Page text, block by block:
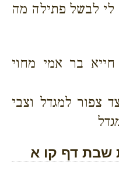
לי לבשל פתילה מה
בר אמי מחוי
צפור למגדל וצבי
שבת דף קו א